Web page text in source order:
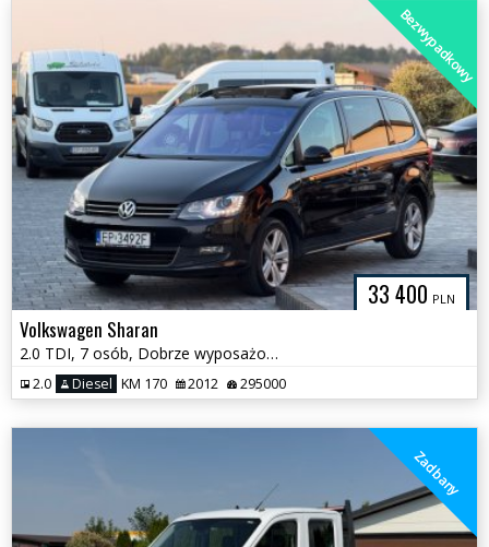
33 400 PLN
Bezwypadkowy
Volkswagen Sharan
2.0 TDI, 7 osób, Dobrze wyposażony, Zadbany
2.0 Diesel KM 170 2012 295000
Zadbany